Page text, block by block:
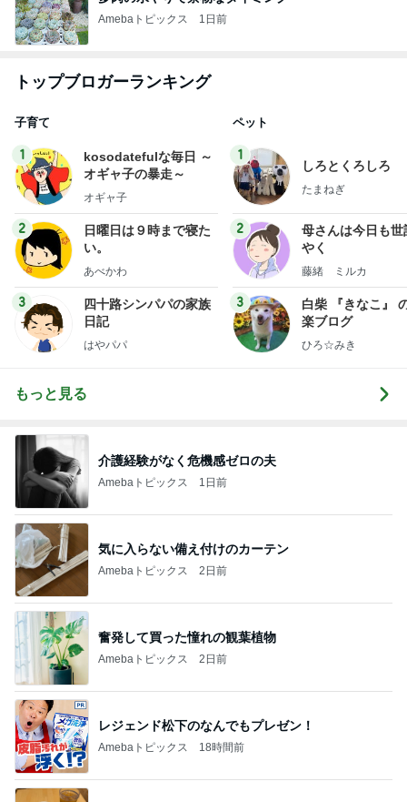
Amebaトピックス 1日前
トップブロガーランキング
子育て
1
kosodatefulな毎日 ～
オギャ子の暴走～
オギャ子
2
日曜日は９時まで寝た
い。
あべかわ
3
四十路シンパパの家族
日記
はやパパ
ペット
1
しろとくろしろ
たまねぎ
2
母さんは今日も世
やく
藤緒 ミルカ
3
白柴 『きなこ』
楽ブログ
ひろ☆みき
もっと見る
介護経験がなく危機感ゼロの夫
Amebaトピックス 1日前
気に入らない備え付けのカーテン
Amebaトピックス 2日前
奮発して買った憧れの観葉植物
Amebaトピックス 2日前
レジェンド松下のなんでもプレゼン！
Amebaトピックス 18時間前